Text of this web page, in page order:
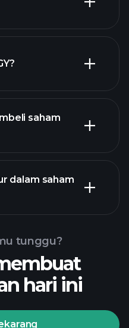
majikan terbesar
kewangan
saham
dalam saham
tunggu?
hari ini